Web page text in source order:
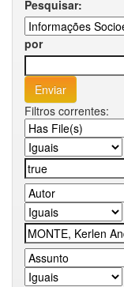
Pesquisar:
por
Filtros correntes: